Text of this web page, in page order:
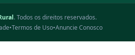
. Todos os direitos reservados.
•Termos de Uso•Anuncie Conosco